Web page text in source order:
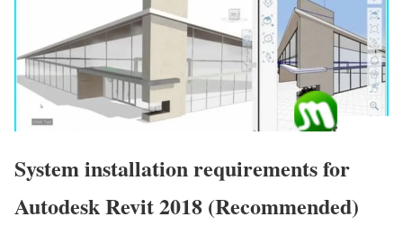
System installation requirements for
Autodesk Revit 2018 (Recommended)